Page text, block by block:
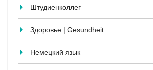
Штудиенколлег
Здоровье | Gesundheit
Немецкий язык